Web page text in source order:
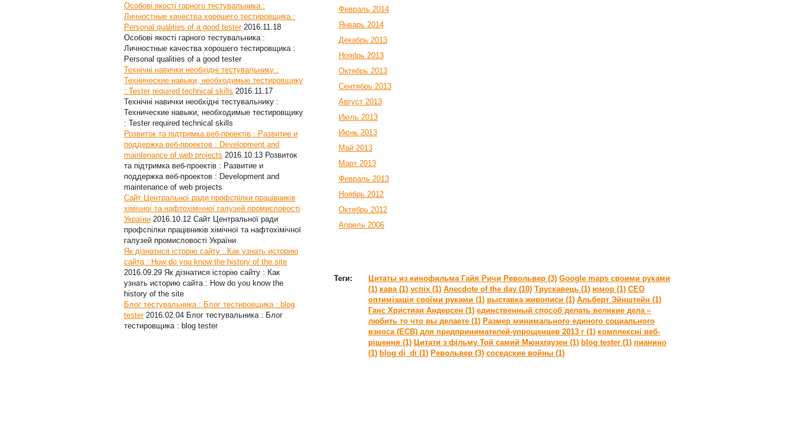
Особові якості гарного тестувальника :
Личностные качества хорошего тестировщика :
Personal qualities of a good tester 2016.11.18
Особові якості гарного тестувальника :
Личностные качества хорошего тестировщика :
Personal qualities of a good tester
Технічні навички необхідні тестувальнику :
Технические навыки, необходимые тестировщику
: Tester required technical skills 2016.11.17
Технічні навички необхідні тестувальнику :
Технические навыки, необходимые тестировщику
: Tester required technical skills
Розвиток та підтримка веб-проектів : Развитие и
поддержка веб-проектов : Development and
maintenance of web projects 2016.10.13 Розвиток
та підтримка веб-проектів : Развитие и
поддержка веб-проектов : Development and
maintenance of web projects
Сайт Центральної ради профспілки працівників
хімічної та нафтохімічної галузей промисловості
України 2016.10.12 Сайт Центральної ради
профспілки працівників хімічної та нафтохімічної
галузей промисловості України
Як дізнатися історію сайту : Как узнать историю
сайта : How do you know the history of the site
2016.09.29 Як дізнатися історію сайту : Как
узнать историю сайта : How do you know the
history of the site
Блог тестувальника : Блог тестировщика : blog
tester 2016.02.04 Блог тестувальника : Блог
тестировщика : blog tester
Февраль 2014
Январь 2014
Декабрь 2013
Ноябрь 2013
Октябрь 2013
Сентябрь 2013
Август 2013
Июль 2013
Июнь 2013
Май 2013
Март 2013
Февраль 2013
Ноябрь 2012
Октябрь 2012
Апрель 2006
Теги: Цитаты из кинофильма Гайя Ричи Револьвер (3) Google maps своими руками
(1) кава (1) успіх (1) Anecdote of the day (10) Трускавець (1) юмор (1) СЕО
оптимізація своїми руками (1) выставка живописи (1) Альберт Эйнштейн (1)
Ганс Христиан Андерсен (1) единственный способ делать великие дела –
любить то что вы делаете (1) Размер минимального единого социального
взноса (ЕСВ) для предпринимателей-упрощенцев 2013 г (1) комплексні веб-
рішення (1) Цитати з фільму Той самий Мюнхгаузен (1) blog tester (1) пианино
(1) blog di_di (1) Револьвер (3) соседские войны (1)